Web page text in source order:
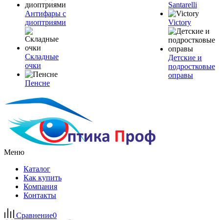
Антифары с
диоптриями
Складные
очки
Пенсне
Santarelli
Victory
Детские и
подростковые
оправы
Меню
Каталог
Как купить
Компания
Контакты
Сравнение0